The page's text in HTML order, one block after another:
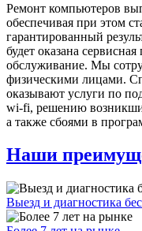
Ремонт компьютеров
обеспечивая при этом
гарантированный
будет оказана
обслуживание. Мы
физическими лицами.
оказывают услуги по
wi-fi, решению
а также сбоями в
Наши
Выезд и диагностика